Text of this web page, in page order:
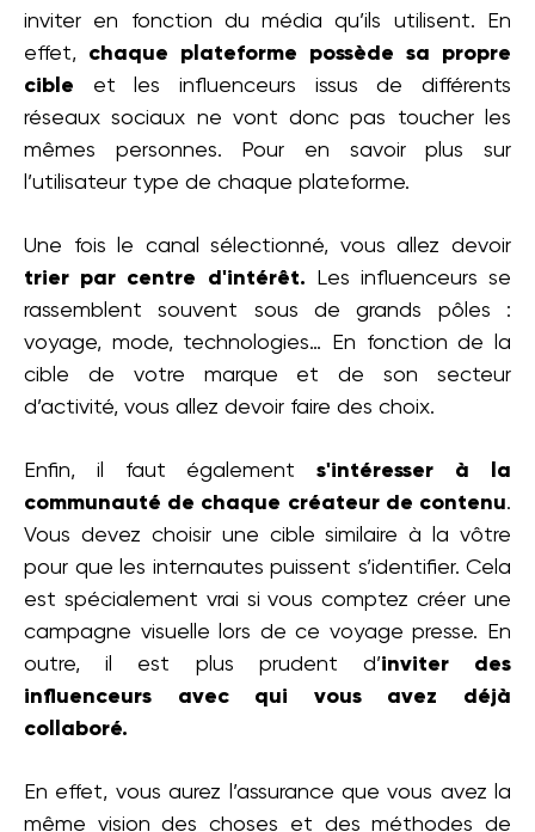
inviter en fonction du média qu’ils utilisent. En
effet, chaque plateforme possède sa propre
cible et les influenceurs issus de différents
réseaux sociaux ne vont donc pas toucher les
mêmes personnes. Pour en savoir plus sur
l’utilisateur type de chaque plateforme.
Une fois le canal sélectionné, vous allez devoir
trier par centre d'intérêt. Les influenceurs se
rassemblent souvent sous de grands pôles :
voyage, mode, technologies… En fonction de la
cible de votre marque et de son secteur
d’activité, vous allez devoir faire des choix.
Enfin, il faut égalements'intéresser à la
communauté de chaque créateur de contenu.
Vous devez choisir une cible similaire à la vôtre
pour que les internautes puissent s’identifier. Cela
est spécialement vrai si vous comptez créer une
campagne visuelle lors de ce voyage presse. En
outre, il est plus prudent d’inviter des
influenceurs avec qui vous avez déjà
collaboré.
En effet, vous aurez l’assurance que vous avez la
même vision des choses et des méthodes de